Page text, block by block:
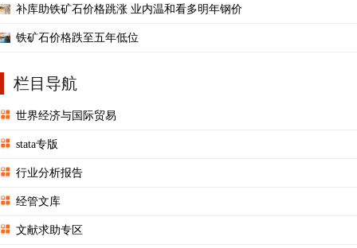
补库助铁矿石价格跳涨 业内温和看多明年钢价
铁矿石价格跌至五年低位
栏目导航
世界经济与国际贸易
stata专版
行业分析报告
经管文库
文献求助专区